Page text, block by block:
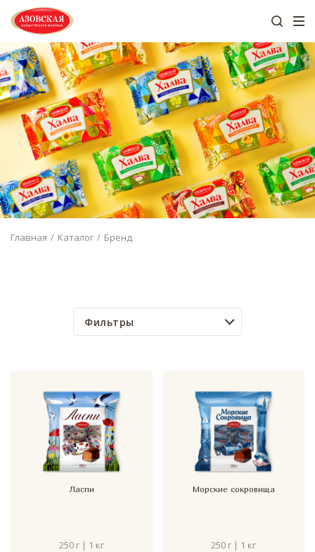
Главная Каталог Бренд
Фильтры
Ласпи
250 г | 1 кг
Морские сокровища
250 г | 1 кг